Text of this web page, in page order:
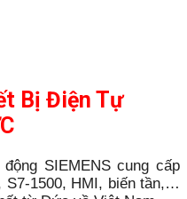
Bị Điện Tự
SIEMENS cung cấp
S7-1500, HMI, biến tần,…